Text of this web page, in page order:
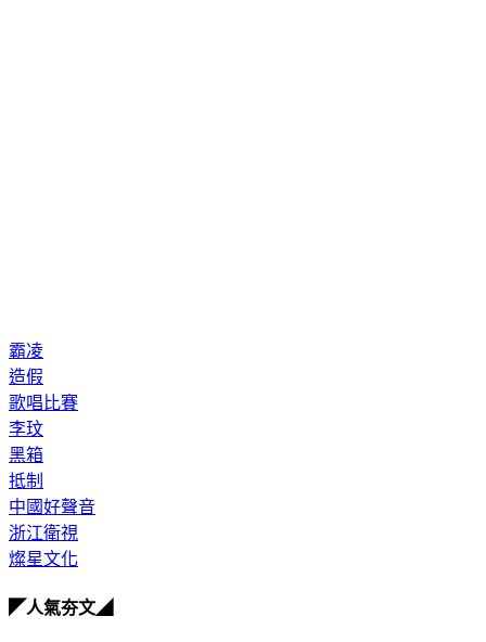
霸凌
造假
歌唱比賽
李玟
黑箱
抵制
中國好聲音
浙江衛視
燦星文化
◤人氣夯文◢